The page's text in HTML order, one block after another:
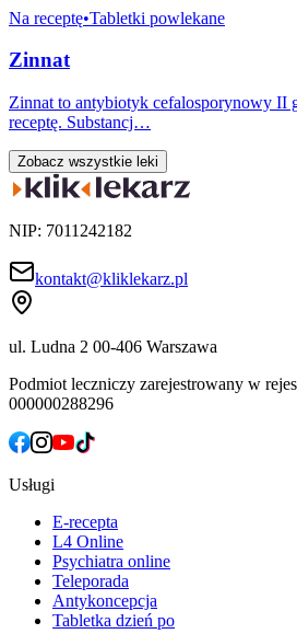
Na receptę•Tabletki powlekane
Zinnat
Zinnat to antybiotyk cefalosporynowy II
receptę. Substancj…
Zobacz wszystkie leki
NIP: 7011242182
kontakt@kliklekarz.pl
ul. Ludna 2 00-406 Warszawa
Podmiot leczniczy zarejestrowany w
000000288296
Usługi
E-recepta
L4 Online
Psychiatra online
Teleporada
Antykoncepcja
Tabletka dzień po